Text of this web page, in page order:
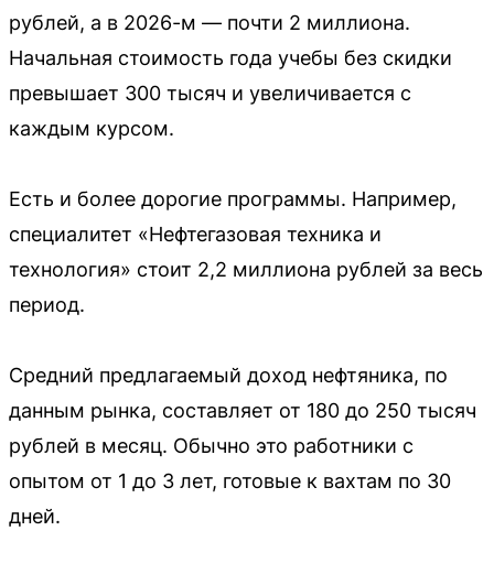
рублей, а в 2026-м — почти 2 миллиона.
Начальная стоимость года учебы без скидки
превышает 300 тысяч и увеличивается с
каждым курсом.
Есть и более дорогие программы. Например,
специалитет «Нефтегазовая техника и
технология» стоит 2,2 миллиона рублей за весь
период.
Средний предлагаемый доход нефтяника, по
данным рынка, составляет от 180 до 250 тысяч
рублей в месяц. Обычно это работники с
опытом от 1 до 3 лет, готовые к вахтам по 30
дней.